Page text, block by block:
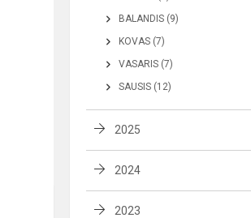
BALANDIS (9)
KOVAS (7)
VASARIS (7)
SAUSIS (12)
2025
2024
2023